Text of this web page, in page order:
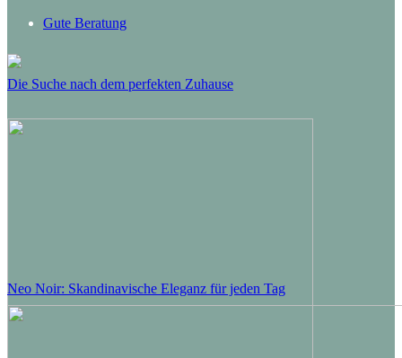
Gute Beratung
Die Suche nach dem perfekten Zuhause
Neo Noir: Skandinavische Eleganz für jeden Tag